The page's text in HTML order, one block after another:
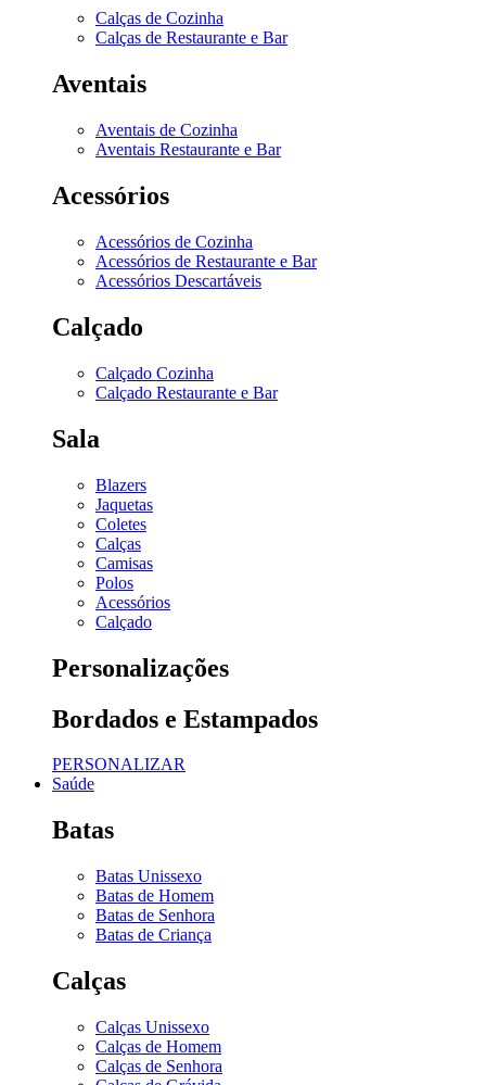
Calças de Cozinha
Calças de Restaurante e Bar
Aventais
Aventais de Cozinha
Aventais Restaurante e Bar
Acessórios
Acessórios de Cozinha
Acessórios de Restaurante e Bar
Acessórios Descartáveis
Calçado
Calçado Cozinha
Calçado Restaurante e Bar
Sala
Blazers
Jaquetas
Coletes
Calças
Camisas
Polos
Acessórios
Calçado
Personalizações
Bordados e Estampados
PERSONALIZAR
Saúde
Batas
Batas Unissexo
Batas de Homem
Batas de Senhora
Batas de Criança
Calças
Calças Unissexo
Calças de Homem
Calças de Senhora